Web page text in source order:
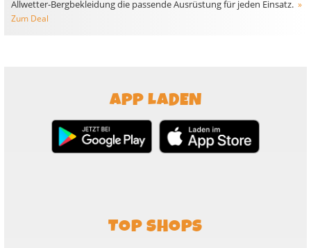
Allwetter-Bergbekleidung die passende Ausrüstung für jeden Einsatz. »
Zum Deal
APP LADEN
TOP SHOPS